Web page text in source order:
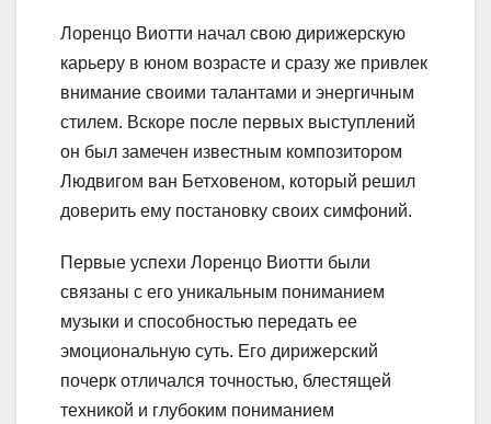
Лоренцо Виотти начал свою дирижерскую
карьеру в юном возрасте и сразу же привлек
внимание своими талантами и энергичным
стилем. Вскоре после первых выступлений
он был замечен известным композитором
Людвигом ван Бетховеном, который решил
доверить ему постановку своих симфоний.
Первые успехи Лоренцо Виотти были
связаны с его уникальным пониманием
музыки и способностью передать ее
эмоциональную суть. Его дирижерский
почерк отличался точностью, блестящей
техникой и глубоким пониманием